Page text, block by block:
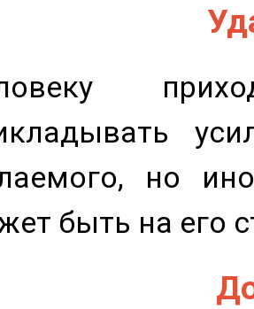
но
быть на его